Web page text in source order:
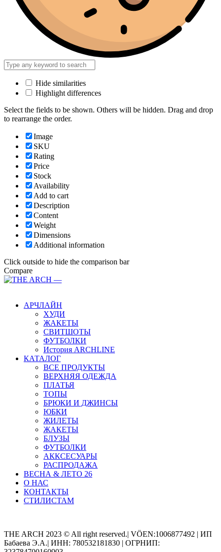
Hide similarities
Highlight differences
Select the fields to be shown. Others will be hidden. Drag and drop
to rearrange the order.
Image
SKU
Rating
Price
Stock
Availability
Add to cart
Description
Content
Weight
Dimensions
Additional information
Click outside to hide the comparison bar
Compare
АРЧЛАЙН
ХУДИ
ЖАКЕТЫ
СВИТШОТЫ
ФУТБОЛКИ
История ARCHLINE
КАТАЛОГ
ВСЕ ПРОДУКТЫ
ВЕРХНЯЯ ОДЕЖДА
ПЛАТЬЯ
ТОПЫ
БРЮКИ И ДЖИНСЫ
ЮБКИ
ЖИЛЕТЫ
ЖАКЕТЫ
БЛУЗЫ
ФУТБОЛКИ
АККСЕСУАРЫ
РАСПРОДАЖА
ВЕСНА & ЛЕТО 26
О НАС
КОНТАКТЫ
СТИЛИСТАМ
THE ARCH 2023 © All right reserved.| VÖEN:1006877492 | ИП
Бабаева Э.А.| ИНН: 780532181830 | ОГРНИП: